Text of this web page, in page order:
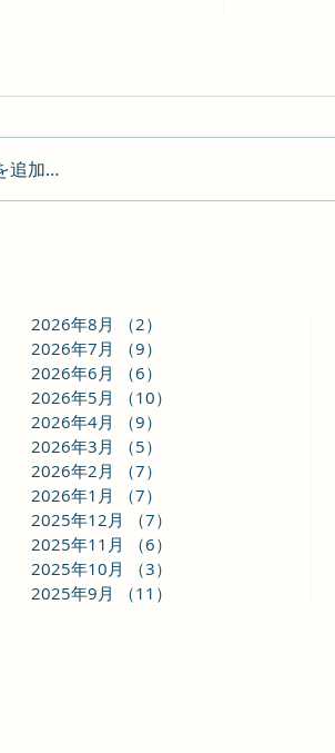
追加…
2026年8月 （2）
2026年7月
（9）
2026年6月
（6）
2026年5月
（10）
2026年4月
（9）
2026年3月
（5）
2026年2月
（7）
2026年1月
（7）
2025年12月
（7）
2025年11月
（6）
2025年10月
（3）
2025年9月
（11）